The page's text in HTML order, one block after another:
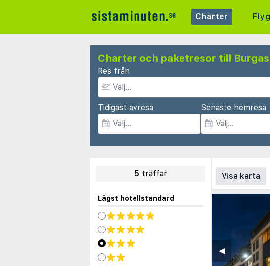
Charter Flyg
Charter och paketresor till Burgas
Res från
Tidigast avresa Senaste hemresa
5 träffar
Lägst hotellstandard
Visa karta
◀︎